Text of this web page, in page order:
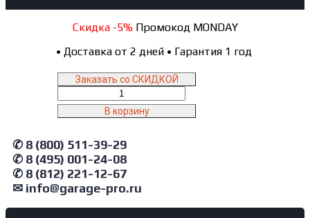
Скидка -5%Промокод MONDAY
• Доставка от 2 дней • Гарантия 1 год
Заказать со СКИДКОЙ
товара
NO2395(G)
Емкость
для
сбора
масла
на
колесах,
В корзину
✆ 8 (800) 511-39-29
✆ 8 (495) 001-24-08
✆ 8 (812) 221-12-67
✉ info@garage-pro.ru